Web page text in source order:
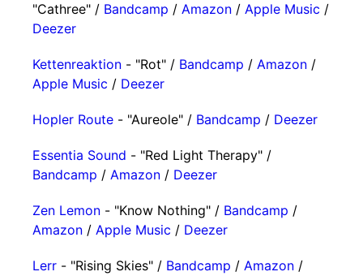
"Cathree" / Bandcamp / Amazon / Apple Music /
Deezer
Kettenreaktion - "Rot" / Bandcamp / Amazon /
Apple Music / Deezer
Hopler Route - "Aureole" / Bandcamp / Deezer
Essentia Sound - "Red Light Therapy" /
Bandcamp / Amazon / Deezer
Zen Lemon - "Know Nothing" / Bandcamp /
Amazon / Apple Music / Deezer
Lerr - "Rising Skies" / Bandcamp / Amazon /